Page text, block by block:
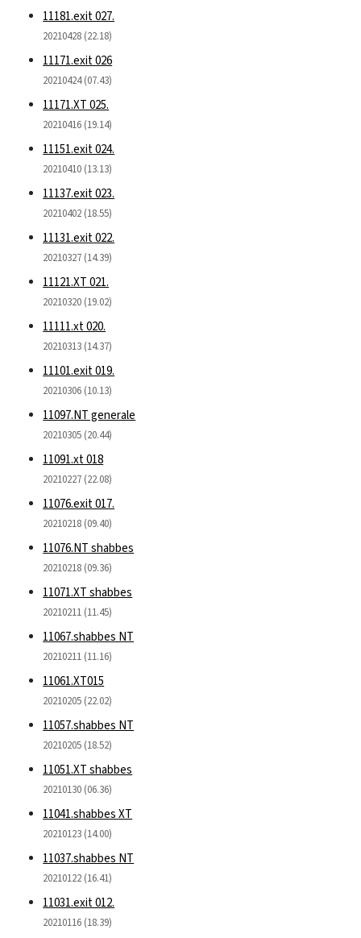
11181.exit 027.
20210428 (22.18)
11171.exit 026
20210424 (07.43)
11171.XT 025.
20210416 (19.14)
11151.exit 024.
20210410 (13.13)
11137.exit 023.
20210402 (18.55)
11131.exit 022.
20210327 (14.39)
11121.XT 021.
20210320 (19.02)
11111.xt 020.
20210313 (14.37)
11101.exit 019.
20210306 (10.13)
11097.NT generale
20210305 (20.44)
11091.xt 018
20210227 (22.08)
11076.exit 017.
20210218 (09.40)
11076.NT shabbes
20210218 (09.36)
11071.XT shabbes
20210211 (11.45)
11067.shabbes NT
20210211 (11.16)
11061.XT015
20210205 (22.02)
11057.shabbes NT
20210205 (18.52)
11051.XT shabbes
20210130 (06.36)
11041.shabbes XT
20210123 (14.00)
11037.shabbes NT
20210122 (16.41)
11031.exit 012.
20210116 (18.39)